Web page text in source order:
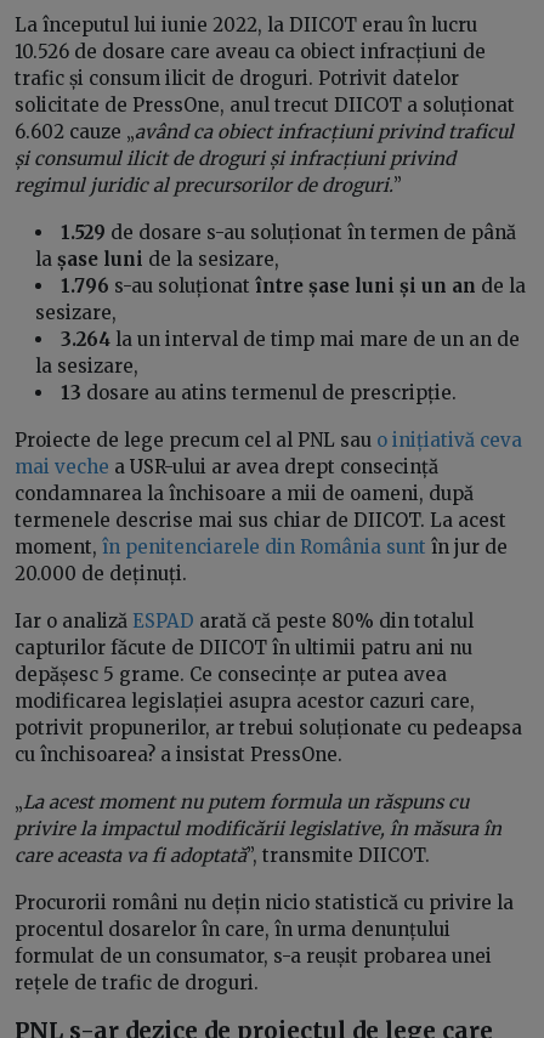
La începutul lui iunie 2022, la DIICOT erau în lucru
10.526 de dosare care aveau ca obiect infracțiuni de
trafic și consum ilicit de droguri. Potrivit datelor
solicitate de PressOne, anul trecut DIICOT a soluționat
6.602 cauze „având ca obiect infracțiuni privind traficul
și consumul ilicit de droguri și infracțiuni privind
regimul juridic al precursorilor de droguri.”
1.529 de dosare s-au soluționat în termen de până
lașase luni de la sesizare,
1.796 s-au soluționatîntre șase luni și un an de la
sesizare,
3.264 la un interval de timp mai mare de un an de
la sesizare,
13 dosare au atins termenul de prescripție.
Proiecte de lege precum cel al PNL sau o inițiativă ceva
mai veche a USR-ului ar avea drept consecință
condamnarea la închisoare a mii de oameni, după
termenele descrise mai sus chiar de DIICOT. La acest
moment, în penitenciarele din România sunt în jur de
20.000 de deținuți.
Iar o analiză ESPAD arată că peste 80% din totalul
capturilor făcute de DIICOT în ultimii patru ani nu
depășesc 5 grame. Ce consecințe ar putea avea
modificarea legislației asupra acestor cazuri care,
potrivit propunerilor, ar trebui soluționate cu pedeapsa
cu închisoarea? a insistat PressOne.
„La acest moment nu putem formula un răspuns cu
privire la impactul modificării legislative, în măsura în
care aceasta va fi adoptată”, transmite DIICOT.
Procurorii români nu dețin nicio statistică cu privire la
procentul dosarelor în care, în urma denunțului
formulat de un consumator, s-a reușit probarea unei
rețele de trafic de droguri.
PNL s-ar dezice de proiectul de lege care